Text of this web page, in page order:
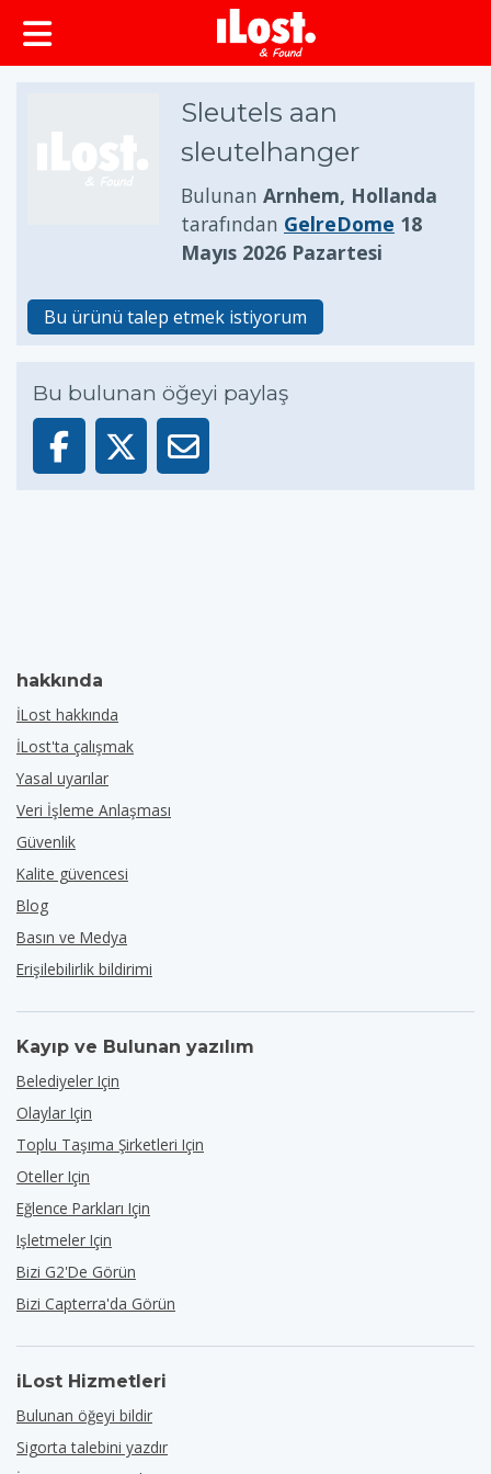
Sleutels aan
sleutelhanger
Bulunan Arnhem, Hollanda
tarafından GelreDome 18
Mayıs 2026 Pazartesi
Bu ürünü talep etmek istiyorum
Bu bulunan öğeyi paylaş
hakkında
İLost hakkında
İLost'ta çalışmak
Yasal uyarılar
Veri İşleme Anlaşması
Güvenlik
Kalite güvencesi
Blog
Basın ve Medya
Erişilebilirlik bildirimi
Kayıp ve Bulunan yazılım
Belediyeler Için
Olaylar Için
Toplu Taşıma Şirketleri Için
Oteller Için
Eğlence Parkları Için
Işletmeler Için
Bizi G2'de Görün
Bizi Capterra'da Görün
iLost Hizmetleri
Bulunan öğeyi bildir
Sigorta talebini yazdır